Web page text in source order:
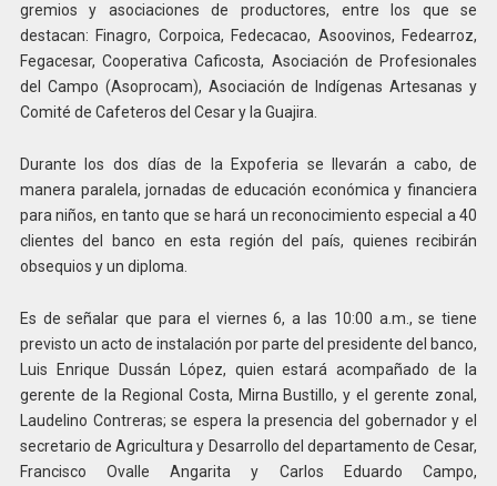
gremios y asociaciones de productores, entre los que se
destacan: Finagro, Corpoica, Fedecacao, Asoovinos, Fedearroz,
Fegacesar, Cooperativa Caficosta, Asociación de Profesionales
del Campo (Asoprocam), Asociación de Indígenas Artesanas y
Comité de Cafeteros del Cesar y la Guajira.
Durante los dos días de la Expoferia se llevarán a cabo, de
manera paralela, jornadas de educación económica y financiera
para niños, en tanto que se hará un reconocimiento especial a 40
clientes del banco en esta región del país, quienes recibirán
obsequios y un diploma.
Es de señalar que para el viernes 6, a las 10:00 a.m., se tiene
previsto un acto de instalación por parte del presidente del banco,
Luis Enrique Dussán López, quien estará acompañado de la
gerente de la Regional Costa, Mirna Bustillo, y el gerente zonal,
Laudelino Contreras; se espera la presencia del gobernador y el
secretario de Agricultura y Desarrollo del departamento de Cesar,
Francisco Ovalle Angarita y Carlos Eduardo Campo,